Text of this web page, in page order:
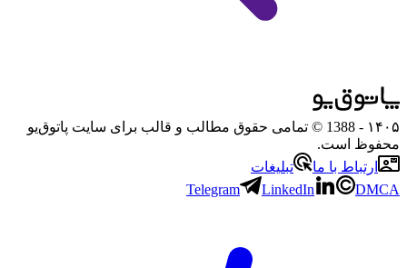
۱۴۰۵
- 1388 © تمامی حقوق مطالب و قالب برای سایت پاتوق‌یو
محفوظ است.
ارتباط با ما
تبلیغات
Telegram
LinkedIn DMCA